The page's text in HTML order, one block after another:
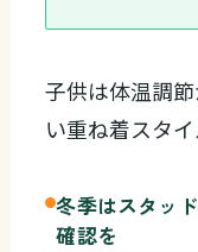
子供は体温調
い重ね着スタ
冬季はスタッ
確認を